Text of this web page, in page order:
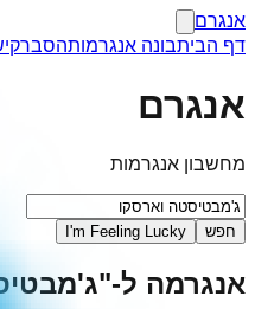
אנגרם
דף הביתבונה אנגרמותהסבר
אנגרם
מחשבון אנגרמות
חפש I'm Feeling Lucky
אנגרמה ל-"